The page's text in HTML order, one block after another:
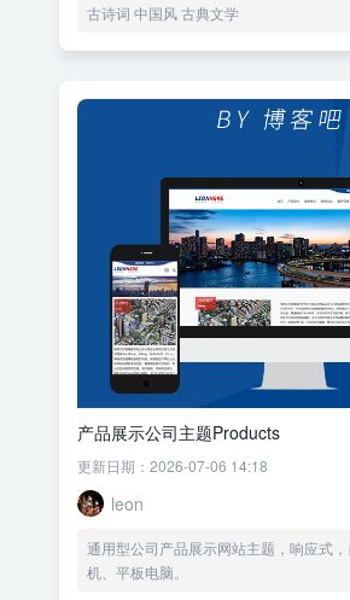
古诗词 中国风 古典文学
产品展示公司主题Products
更新日期：2026-07-06 14:18
leon
通用型公司产品展示网站主题，响应式
机、平板电脑。